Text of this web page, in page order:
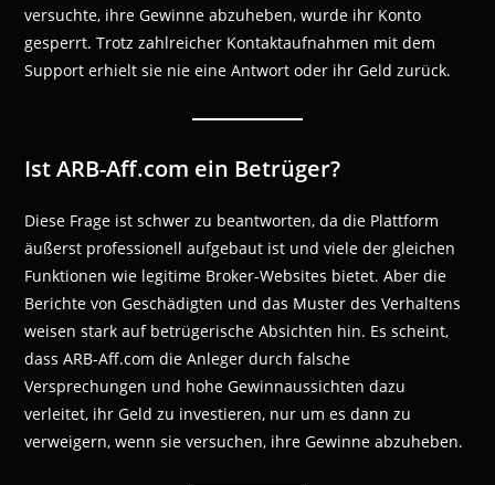
versuchte, ihre Gewinne abzuheben, wurde ihr Konto
gesperrt. Trotz zahlreicher Kontaktaufnahmen mit dem
Support erhielt sie nie eine Antwort oder ihr Geld zurück.
Ist ARB-Aff.com ein Betrüger?
Diese Frage ist schwer zu beantworten, da die Plattform
äußerst professionell aufgebaut ist und viele der gleichen
Funktionen wie legitime Broker-Websites bietet. Aber die
Berichte von Geschädigten und das Muster des Verhaltens
weisen stark auf betrügerische Absichten hin. Es scheint,
dass ARB-Aff.com die Anleger durch falsche
Versprechungen und hohe Gewinnaussichten dazu
verleitet, ihr Geld zu investieren, nur um es dann zu
verweigern, wenn sie versuchen, ihre Gewinne abzuheben.